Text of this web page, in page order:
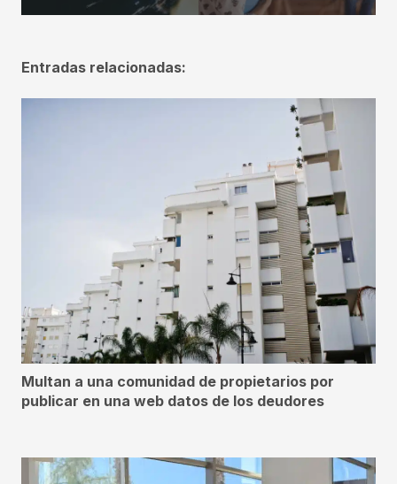
Entradas relacionadas:
Multan a una comunidad de propietarios por
publicar en una web datos de los deudores